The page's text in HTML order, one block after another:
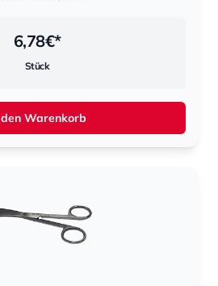
6,78€*
Stück
Warenkorb